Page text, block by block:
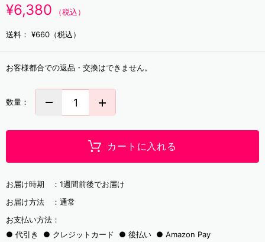
¥6,380 （税込）
送料： ¥660（税込）
お客様都合での返品・交換はできません。
数量：
カートに入れる
お届け時期 ： 1週間前後でお届け
お届け方法 ： 通常
お支払い方法：
代引き
クレジットカード 後払い Amazon Pay